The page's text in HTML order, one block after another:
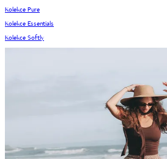
Kolekce Pure
Kolekce Essentials
Kolekce Softly